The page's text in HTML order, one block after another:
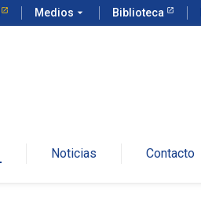
Medios arrow_drop_down Biblioteca
Noticias Contacto